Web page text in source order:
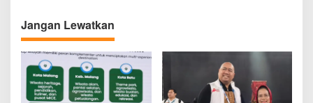
i
g
a
t
Jangan Lewatkan